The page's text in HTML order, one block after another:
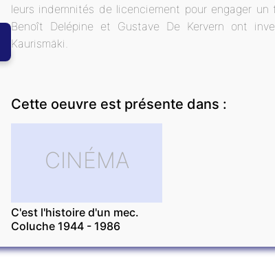
leurs indemnités de licenciement pour engager
Benoît Delépine et Gustave De Kervern ont
Kaurismäki.
Cette oeuvre est présente dans :
CINÉMA
C'est l'histoire d'un mec.
Coluche 1944 - 1986